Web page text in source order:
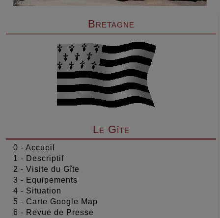
Bretagne
Le Gîte
0 - Accueil
1 - Descriptif
2 - Visite du Gîte
3 - Equipements
4 - Situation
5 - Carte Google Map
6 - Revue de Presse